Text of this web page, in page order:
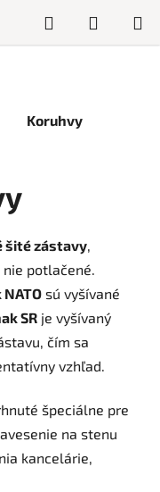
Hľadať
KOŠÍK
Koruhvy
šité zástavy
potlačené.
sú vyšívané
SR je vyšívaný
čím sa
vzhľad.
špeciálne pre
na stenu
kancelárie,